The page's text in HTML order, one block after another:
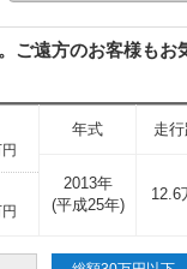
ご遠方のお客様もお
年式 走
2013年
(平成25年)
12.6